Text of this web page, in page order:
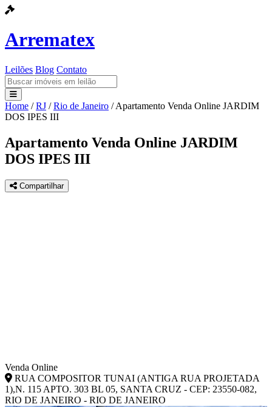
Arrematex
Leilões Blog Contato
Leilões
Blog
Contato
Home / RJ / Rio de Janeiro / Apartamento Venda Online JARDIM
DOS IPES III
Apartamento Venda Online JARDIM
DOS IPES III
Compartilhar
Venda Online
RUA COMPOSITOR TUNAI (ANTIGA RUA PROJETADA
1),N. 115 APTO. 303 BL 05, SANTA CRUZ - CEP: 23550-082,
RIO DE JANEIRO - RIO DE JANEIRO